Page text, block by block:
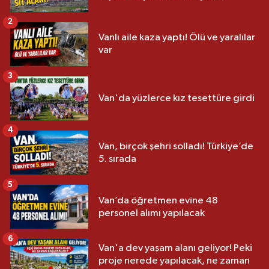
Vanlı aile kaza yaptı! Ölü ve yaralılar
var
2
Van'da yüzlerce kız tesettüre girdi
3
Van, birçok şehri solladı! Türkiye’de
5. sırada
4
Van’da öğretmen evine 48
personel alımı yapılacak
5
Van'a dev yaşam alanı geliyor! Peki
proje nerede yapılacak, ne zaman
6